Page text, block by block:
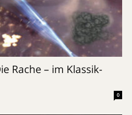
Rache – im Klassik-
0